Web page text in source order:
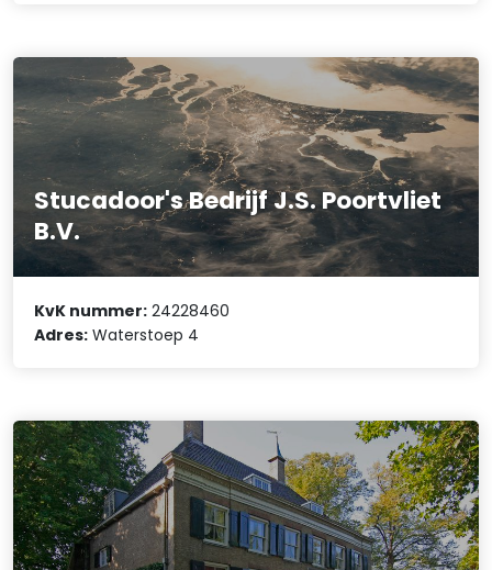
Stucadoor's Bedrijf J.S. Poortvliet
B.V.
KvK nummer: 24228460
Adres: Waterstoep 4